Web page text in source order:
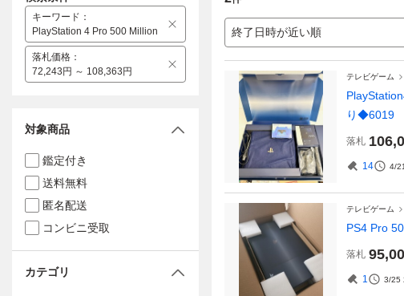
終了日時が近い順
テレビゲーム
り◆6019
落札
14 4/
テレビゲーム
PS4 Pro
落札
1 3/25
キーワード ：
PlayStation 4 Pro 500 Million
落札価格 ：
72,243円 ～ 108,363円
対象商品
鑑定付き
送料無料
匿名配送
コンビニ受取
カテゴリ